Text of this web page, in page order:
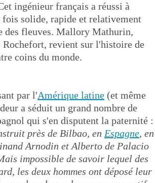
ingénieur français a réussi à
fois solide, rapide et relativement
des fleuves. Mallory Mathurin,
Rochefort, revient sur l'histoire de
coins du monde.
par l'Amérique latine (et même
a séduit un grand nombre de
qui s'en disputent la paternité :
près de Bilbao, en Espagne, en
Arnodin et Alberto de Palacio
impossible de savoir lequel des
les deux hommes ont déposé leur